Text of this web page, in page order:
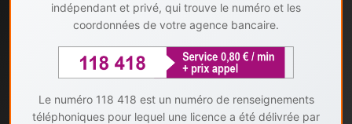
indépendant et privé, qui trouve le numéro et les
coordonnées de votre agence bancaire.
Le numéro 118 418 est un numéro de renseignements
téléphoniques pour lequel une licence a été délivrée par